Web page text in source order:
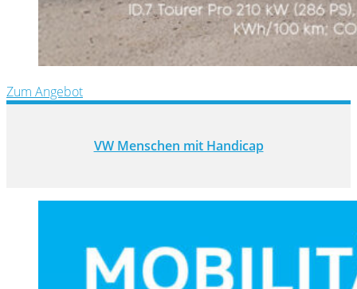
Zum Angebot
VW Menschen mit Handicap